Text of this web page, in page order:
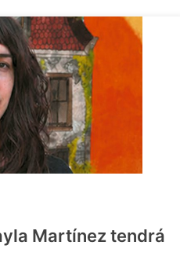
Martínez tendrá